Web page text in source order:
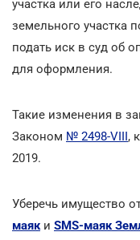
участка или его
земельного участка
подать иск в суд об
для оформления.
Такие изменения в
Законом № 2498-VIII,
2019.
Уберечь имущество
маяки SMS-маяк